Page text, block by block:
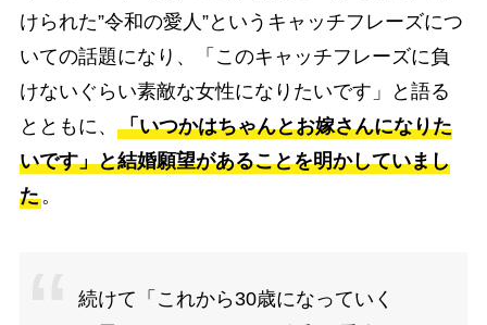
けられた”令和の愛人”というキャッチフレーズにつ
いての話題になり、「このキャッチフレーズに負
けないぐらい素敵な女性になりたいです」と語る
とともに、 「いつかはちゃんとお嫁さんになりた
いです」と結婚願望があることを明かしていまし
た。
続けて「これから30歳になっていく